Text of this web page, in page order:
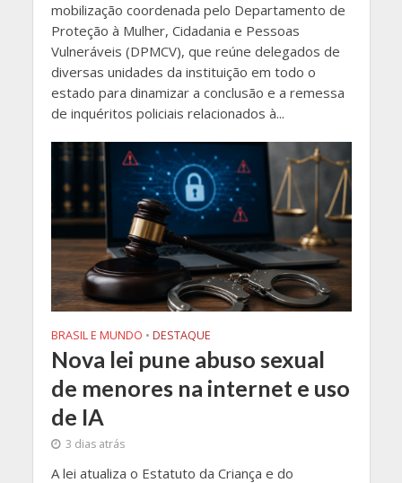
mobilização coordenada pelo Departamento de
Proteção à Mulher, Cidadania e Pessoas
Vulneráveis (DPMCV), que reúne delegados de
diversas unidades da instituição em todo o
estado para dinamizar a conclusão e a remessa
de inquéritos policiais relacionados à...
BRASIL E MUNDO • DESTAQUE
Nova lei pune abuso sexual
de menores na internet e uso
de IA
3 dias atrás
A lei atualiza o Estatuto da Criança e do